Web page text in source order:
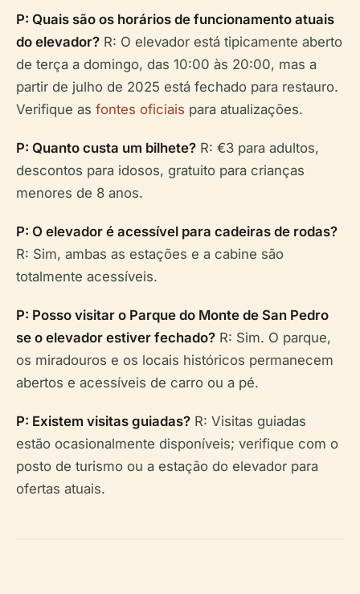
P: Quais são os horários de funcionamento atuais
do elevador? R: O elevador está tipicamente aberto
de terça a domingo, das 10:00 às 20:00, mas a
partir de julho de 2025 está fechado para restauro.
Verifique as fontes oficiais para atualizações.
P: Quanto custa um bilhete? R: €3 para adultos,
descontos para idosos, gratuito para crianças
menores de 8 anos.
P: O elevador é acessível para cadeiras de rodas?
R: Sim, ambas as estações e a cabine são
totalmente acessíveis.
P: Posso visitar o Parque do Monte de San Pedro
se o elevador estiver fechado? R: Sim. O parque,
os miradouros e os locais históricos permanecem
abertos e acessíveis de carro ou a pé.
P: Existem visitas guiadas? R: Visitas guiadas
estão ocasionalmente disponíveis; verifique com o
posto de turismo ou a estação do elevador para
ofertas atuais.